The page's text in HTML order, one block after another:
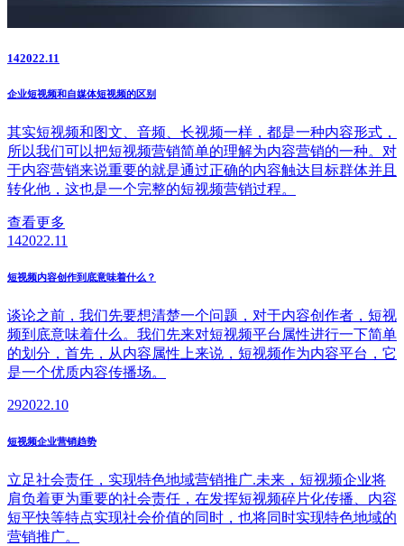
142022.11
企业短视频和自媒体短视频的区别
其实短视频和图文、音频、长视频一样，都是一种内容形式，
所以我们可以把短视频营销简单的理解为内容营销的一种。对
于内容营销来说重要的就是通过正确的内容触达目标群体并且
转化他，这也是一个完整的短视频营销过程。
查看更多
142022.11
短视频内容创作到底意味着什么？
谈论之前，我们先要想清楚一个问题，对于内容创作者，短视
频到底意味着什么。我们先来对短视频平台属性进行一下简单
的划分，首先，从内容属性上来说，短视频作为内容平台，它
是一个优质内容传播场。
292022.10
短视频企业营销趋势
立足社会责任，实现特色地域营销推广.未来，短视频企业将
肩负着更为重要的社会责任，在发挥短视频碎片化传播、内容
短平快等特点实现社会价值的同时，也将同时实现特色地域的
营销推广。